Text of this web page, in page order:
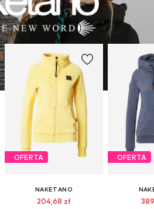
OFERTA
NAKETANO
204,68 zł
OFERTA